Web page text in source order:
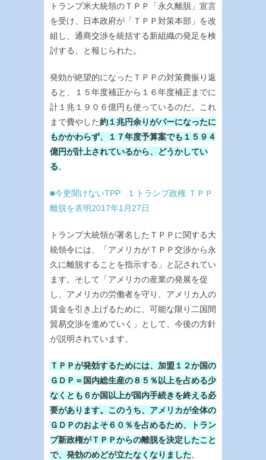
トランプ米大統領のＴＰＰ「永久離脱」宣言
を受け、日本政府が「ＴＰＰ対策本部」を改
組し、通商交渉を統括する新組織の発足を検
討する、と報じられた。
発効が絶望的になったＴＰＰの対策費振り返
ると、１５年度補正から１６年度補正までに
計１兆１９０６億円も使っているのだ。これ
まで費やした約１兆円余りがパーになったに
もかかわらず、１７年度予算案でも１５９４
億円が計上されているから、どうかしてい
る。
■今更聞けないTPP 1 トランプ政権 ＴＰＰ
離脱を表明2017年1月27日
トランプ大統領が署名したＴＰＰに関する大
統領令には、「アメリカがＴＰＰ交渉から永
久に離脱することを指示する」と記されてい
ます。そして「アメリカの産業の発展を促
し、アメリカの労働者を守り、アメリカ人の
賃金を引き上げるために、可能な限り二国間
貿易交渉を進めていく」として、今後の方針
が説明されています。
ＴＰＰが発効するためには、加盟１２か国の
ＧＤＰ＝国内総生産の８５％以上を占める少
なくとも６か国以上が国内手続きを終える必
要があります。このうち、アメリカが全体の
ＧＤＰのおよそ６０％を占めるため、トラン
プ新政権がＴＰＰからの離脱を決定したこと
で、発効のめどが立たなくなりました。